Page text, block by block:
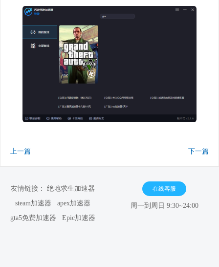
上一篇 下一篇
友情链接： 绝地求生加速器
steam加速器
apex加速器
gta5免费加速器
Epic加速器
在线客服
周一到周日 9:30~24:00